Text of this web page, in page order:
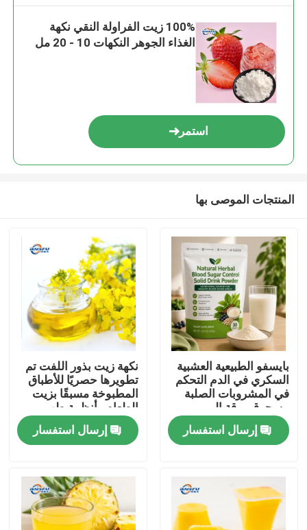
المنزل
فيديوهات
100% زيت الفراولة النقي نكهة
الغذاء الجوهر النكهات 10 - 20 مل
استمر
المنتجات الموصى بها
بايسفو الطبيعية العشبية
السكري في الدم التحكم
في المشروبات الصلبة
مسحوق ورقة المربى
جذر كودزو الجينسنغ
جوجي التوت بذور كاسيا
لدعم الجلوكوز الصحية
إرسال استفسار
نكهة زيت بذور اللفت تم
تطويرها حصريًا للأطباق
المطبوخة مسبقًا بزيت
الطعام وأنظمة طهي
الطعام الصينية
إرسال استفسار